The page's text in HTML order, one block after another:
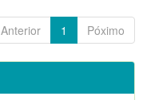
Anterior 1 Póximo